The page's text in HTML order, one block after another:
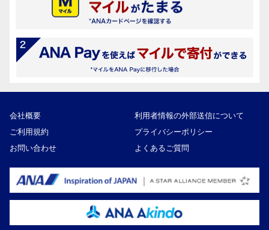
会社概要
利用者情報の外部送信について
ご利用規約
プライバシーポリシー
お問い合わせ
よくあるご質問